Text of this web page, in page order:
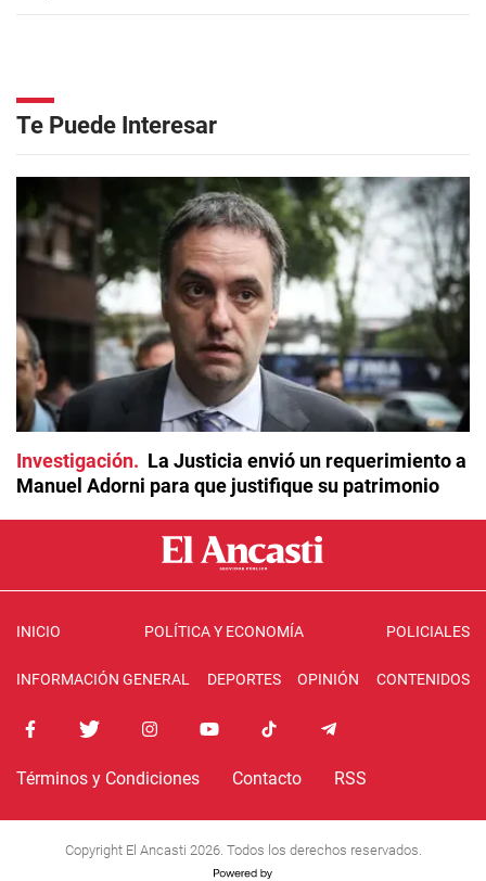
Te Puede Interesar
Investigación
La Justicia envió un requerimiento a
Manuel Adorni para que justifique su patrimonio
INICIO POLÍTICA Y ECONOMÍA POLICIALES
INFORMACIÓN GENERAL DEPORTES OPINIÓN CONTENIDOS
Términos y Condiciones Contacto RSS
Copyright El Ancasti 2026. Todos los derechos reservados.